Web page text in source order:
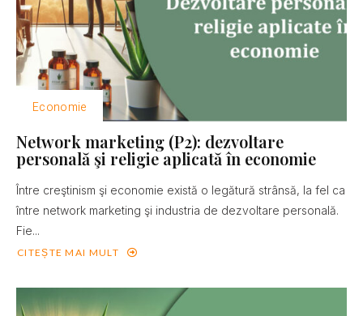
Economie
Network marketing (P2): dezvoltare
personală şi religie aplicată în economie
Între creştinism şi economie există o legătură strânsă, la fel ca
între network marketing şi industria de dezvoltare personală.
Fie...
CITEȘTE MAI MULT